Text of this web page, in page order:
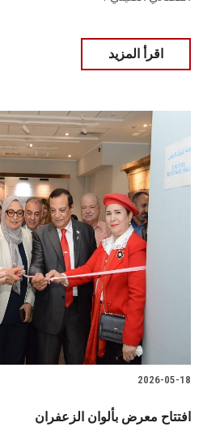
اقرأ المزيد
2026-05-18
افتتاح معرض بألوان الزعفران